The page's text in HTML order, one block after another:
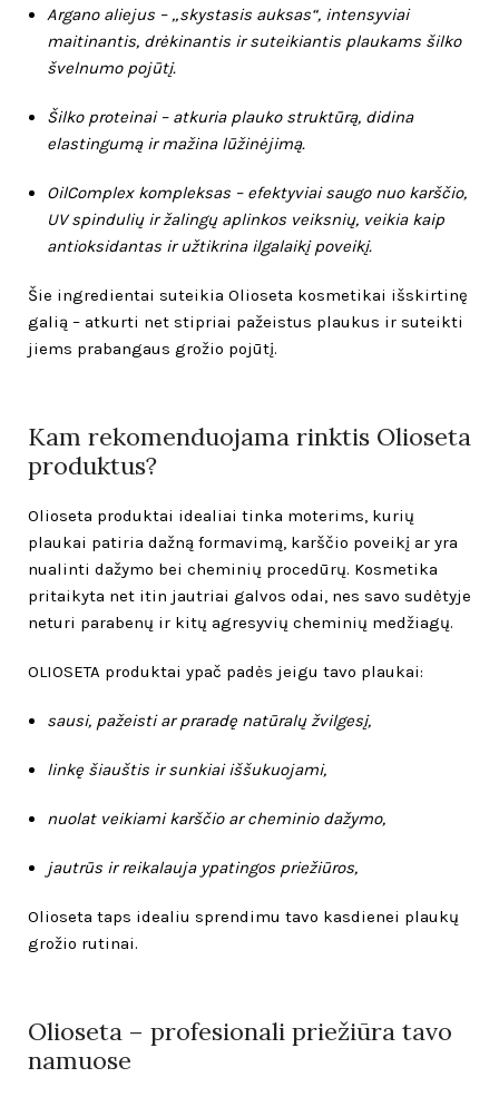
Argano aliejus – „skystasis auksas“, intensyviai
maitinantis, drėkinantis ir suteikiantis plaukams šilko
švelnumo pojūtį.
Šilko proteinai – atkuria plauko struktūrą, didina
elastingumą ir mažina lūžinėjimą.
OilComplex kompleksas – efektyviai saugo nuo karščio,
UV spindulių ir žalingų aplinkos veiksnių, veikia kaip
antioksidantas ir užtikrina ilgalaikį poveikį.
Šie ingredientai suteikia Olioseta kosmetikai išskirtinę
galią – atkurti net stipriai pažeistus plaukus ir suteikti
jiems prabangaus grožio pojūtį.
Kam rekomenduojama rinktis Olioseta
produktus?
Olioseta produktai idealiai tinka moterims, kurių
plaukai patiria dažną formavimą, karščio poveikį ar yra
nualinti dažymo bei cheminių procedūrų. Kosmetika
pritaikyta net itin jautriai galvos odai, nes savo sudėtyje
neturi parabenų ir kitų agresyvių cheminių medžiagų.
OLIOSETA produktai ypač padės jeigu tavo plaukai:
sausi, pažeisti ar praradę natūralų žvilgesį,
linkę šiauštis ir sunkiai iššukuojami,
nuolat veikiami karščio ar cheminio dažymo,
jautrūs ir reikalauja ypatingos priežiūros,
Olioseta taps idealiu sprendimu tavo kasdienei plaukų
grožio rutinai.
Olioseta – profesionali priežiūra tavo
namuose